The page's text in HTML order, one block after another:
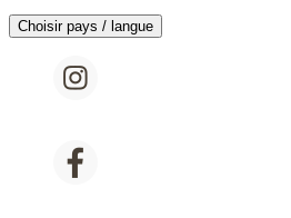
Choisir pays / langue